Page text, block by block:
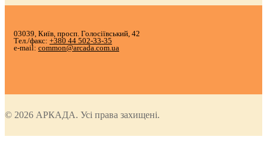
03039, Київ, просп. Голосіївський, 42
Тел./факс: +380 44 502-33-35
e-mail: common@arcada.com.ua
© 2026 АРКАДА. Усі права захищені.